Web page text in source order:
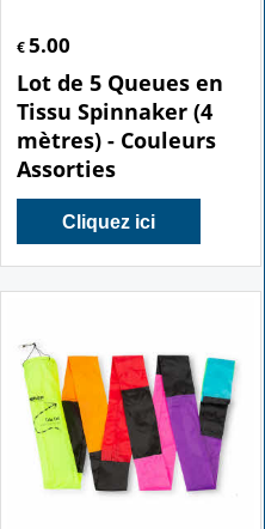
€5.00
Lot de 5 Queues en
Tissu Spinnaker (4
mètres) - Couleurs
Assorties
Cliquez ici